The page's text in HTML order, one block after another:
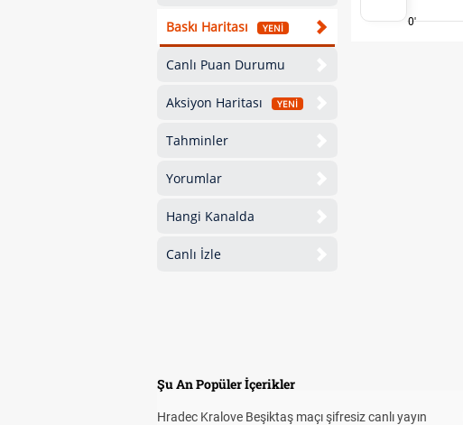
Baskı Haritası YENİ
Canlı Puan Durumu
Aksiyon Haritası YENİ
Tahminler
Yorumlar
Hangi Kanalda
Canlı İzle
0'
Şu An Popüler İçerikler
Hradec Kralove Beşiktaş maçı şifresiz canlı yayın